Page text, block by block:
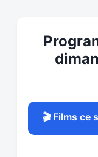
🎬 Films ce